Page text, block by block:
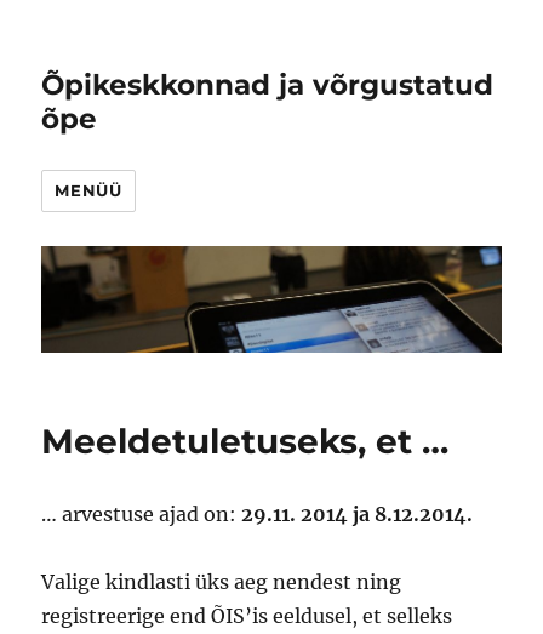
Õpikeskkonnad ja võrgustatud
õpe
MENÜÜ
Meeldetuletuseks, et …
… arvestuse ajad on:29.11. 2014 ja 8.12.2014.
Valige kindlasti üks aeg nendest ning
registreerige end ÕIS’is eeldusel, et selleks